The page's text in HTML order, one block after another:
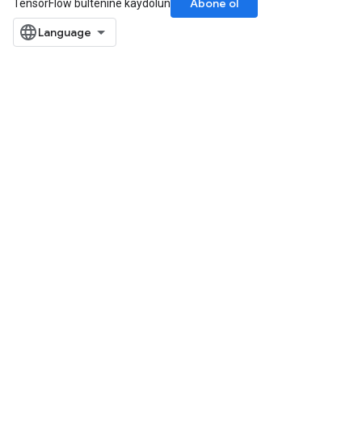
TensorFlow bültenine kaydolun
Abone ol